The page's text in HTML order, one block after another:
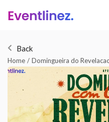
Back
Home / Domingueira do